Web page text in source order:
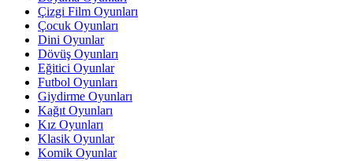
Çizgi Film Oyunları
Çocuk Oyunları
Dini Oyunlar
Dövüş Oyunları
Eğitici Oyunlar
Futbol Oyunları
Giydirme Oyunları
Kağıt Oyunları
Kız Oyunları
Klasik Oyunlar
Komik Oyunlar